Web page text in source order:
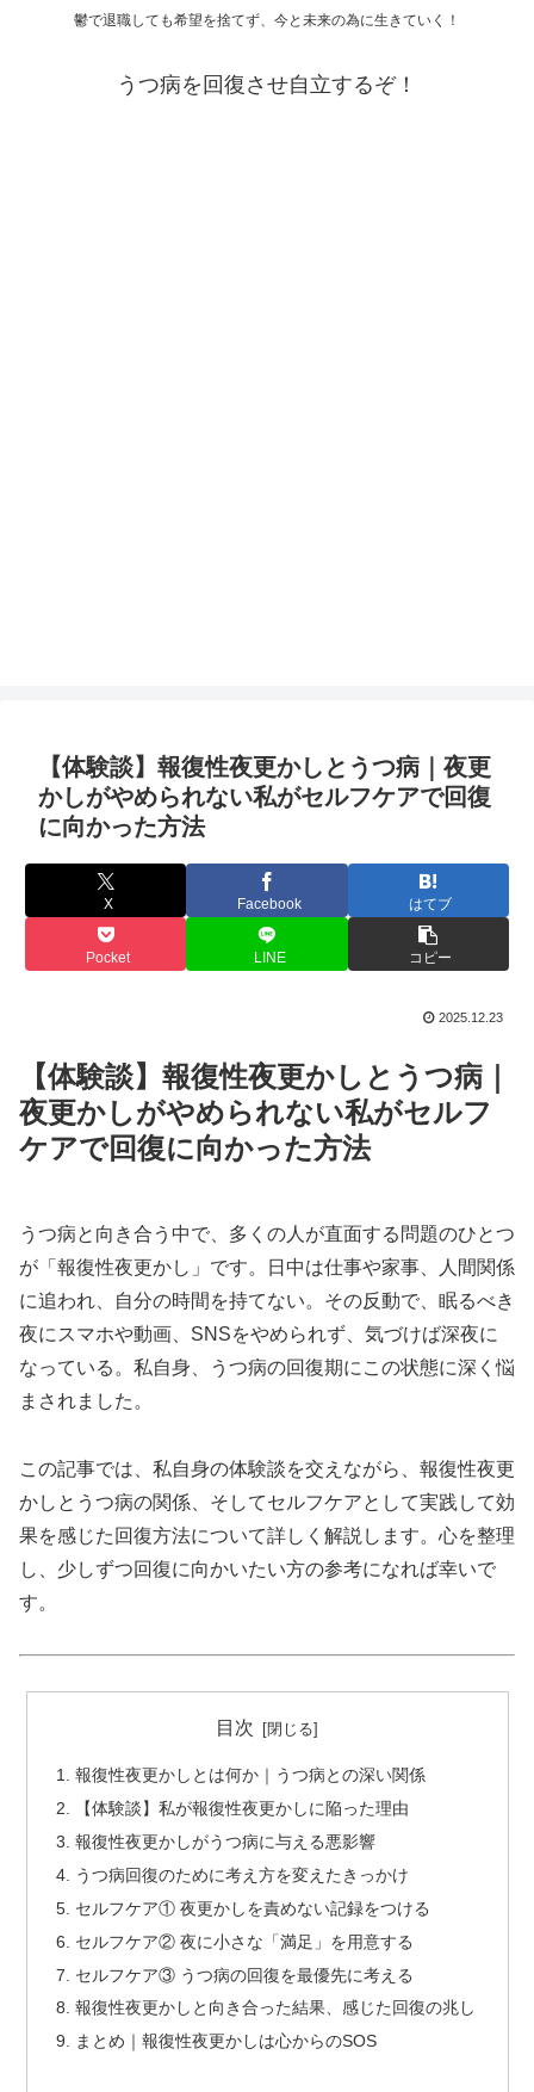
鬱で退職しても希望を捨てず、今と未来の為に生きていく！
うつ病を回復させ自立するぞ！
【体験談】報復性夜更かしとうつ病｜夜更
かしがやめられない私がセルフケアで回復
に向かった方法
X Facebook はてブ
Pocket LINE コピー
2025.12.23
【体験談】報復性夜更かしとうつ病｜
夜更かしがやめられない私がセルフ
ケアで回復に向かった方法
うつ病と向き合う中で、多くの人が直面する問題のひとつ
が「報復性夜更かし」です。日中は仕事や家事、人間関係
に追われ、自分の時間を持てない。その反動で、眠るべき
夜にスマホや動画、SNSをやめられず、気づけば深夜に
なっている。私自身、うつ病の回復期にこの状態に深く悩
まされました。
この記事では、私自身の体験談を交えながら、報復性夜更
かしとうつ病の関係、そしてセルフケアとして実践して効
果を感じた回復方法について詳しく解説します。心を整理
し、少しずつ回復に向かいたい方の参考になれば幸いで
す。
目次
報復性夜更かしとは何か｜うつ病との深い関係
【体験談】私が報復性夜更かしに陥った理由
報復性夜更かしがうつ病に与える悪影響
うつ病回復のために考え方を変えたきっかけ
セルフケア① 夜更かしを責めない記録をつける
セルフケア② 夜に小さな「満足」を用意する
セルフケア③ うつ病の回復を最優先に考える
報復性夜更かしと向き合った結果、感じた回復の兆し
まとめ｜報復性夜更かしは心からのSOS